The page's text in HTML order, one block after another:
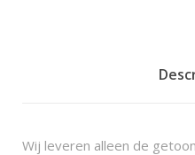
9
Wij leveren alleen de